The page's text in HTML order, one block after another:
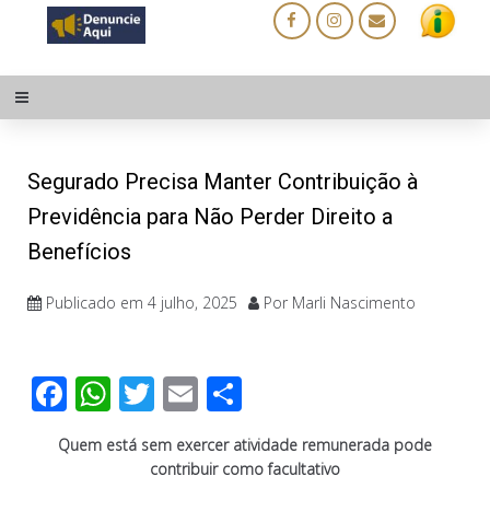
Segurado Precisa Manter Contribuição à
Previdência para Não Perder Direito a
Benefícios
Publicado em 4 julho, 2025 Por Marli Nascimento
F
ac
e
W
h
at
T
wi
tt
E
m
ail
o
m
Quem está sem exercer atividade remunerada pode
contribuir como facultativo